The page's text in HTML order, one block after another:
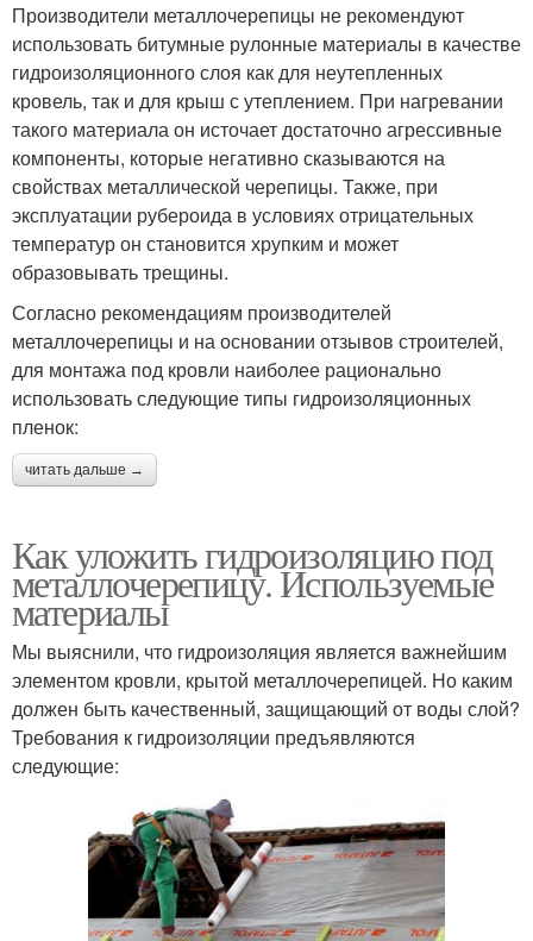
Производители металлочерепицы не рекомендуют
использовать битумные рулонные материалы в качестве
гидроизоляционного слоя как для неутепленных
кровель, так и для крыш с утеплением. При нагревании
такого материала он источает достаточно агрессивные
компоненты, которые негативно сказываются на
свойствах металлической черепицы. Также, при
эксплуатации рубероида в условиях отрицательных
температур он становится хрупким и может
образовывать трещины.
Согласно рекомендациям производителей
металлочерепицы и на основании отзывов строителей,
для монтажа под кровли наиболее рационально
использовать следующие типы гидроизоляционных
пленок:
читать дальше →
Как уложить гидроизоляцию под
металлочерепицу. Используемые
материалы
Мы выяснили, что гидроизоляция является важнейшим
элементом кровли, крытой металлочерепицей. Но каким
должен быть качественный, защищающий от воды слой?
Требования к гидроизоляции предъявляются
следующие: